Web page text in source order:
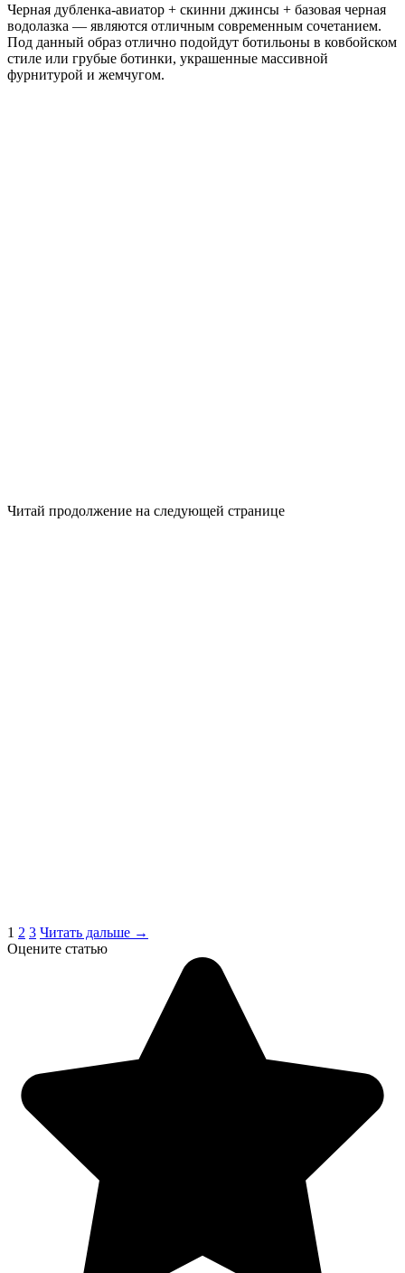
Черная дубленка-авиатор + скинни джинсы + базовая черная
водолазка — являются отличным современным сочетанием.
Под данный образ отлично подойдут ботильоны в ковбойском
стиле или грубые ботинки, украшенные массивной
фурнитурой и жемчугом.
Читай продолжение на следующей странице
1 2 3 Читать дальше →
Оцените статью